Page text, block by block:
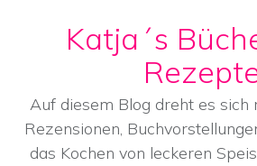
Skip to content
Katja´s
Auf diesem Blog dreht es sich
Rezensionen,
das Kochen von leckeren